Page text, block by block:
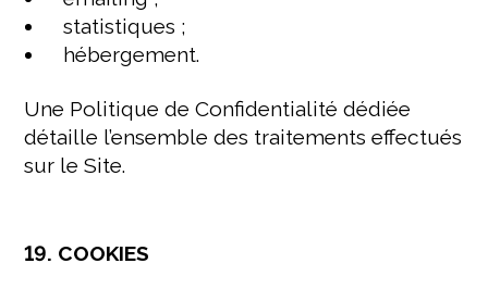
statistiques ;
hébergement.
Une Politique de Confidentialité dédiée
détaille l’ensemble des traitements effectués
sur le Site.
19. COOKIES